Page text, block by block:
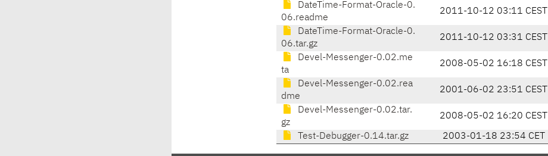
DateTime-Format-Oracle-0.
06.readme
2011-10-12 03:11 CEST
DateTime-Format-Oracle-0.
06.tar.gz
2011-10-12 03:31 CEST
Devel-Messenger-0.02.me
ta
2008-05-02 16:18 CEST
Devel-Messenger-0.02.rea
dme
2001-06-02 23:51 CEST
Devel-Messenger-0.02.tar.
gz
2008-05-02 16:20 CEST
Test-Debugger-0.14.tar.gz 2003-01-18 23:54 CET